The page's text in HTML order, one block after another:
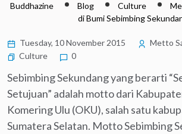
Buddhazine Blog Culture
di Bumi Sebimbing
Tuesday, 10 November 2015
Metto
Culture
0
Sebimbing Sekundang yang berarti
Setujuan” adalah motto dari
Komering Ulu (OKU), salah satu
Sumatera Selatan. Motto Sebimbing